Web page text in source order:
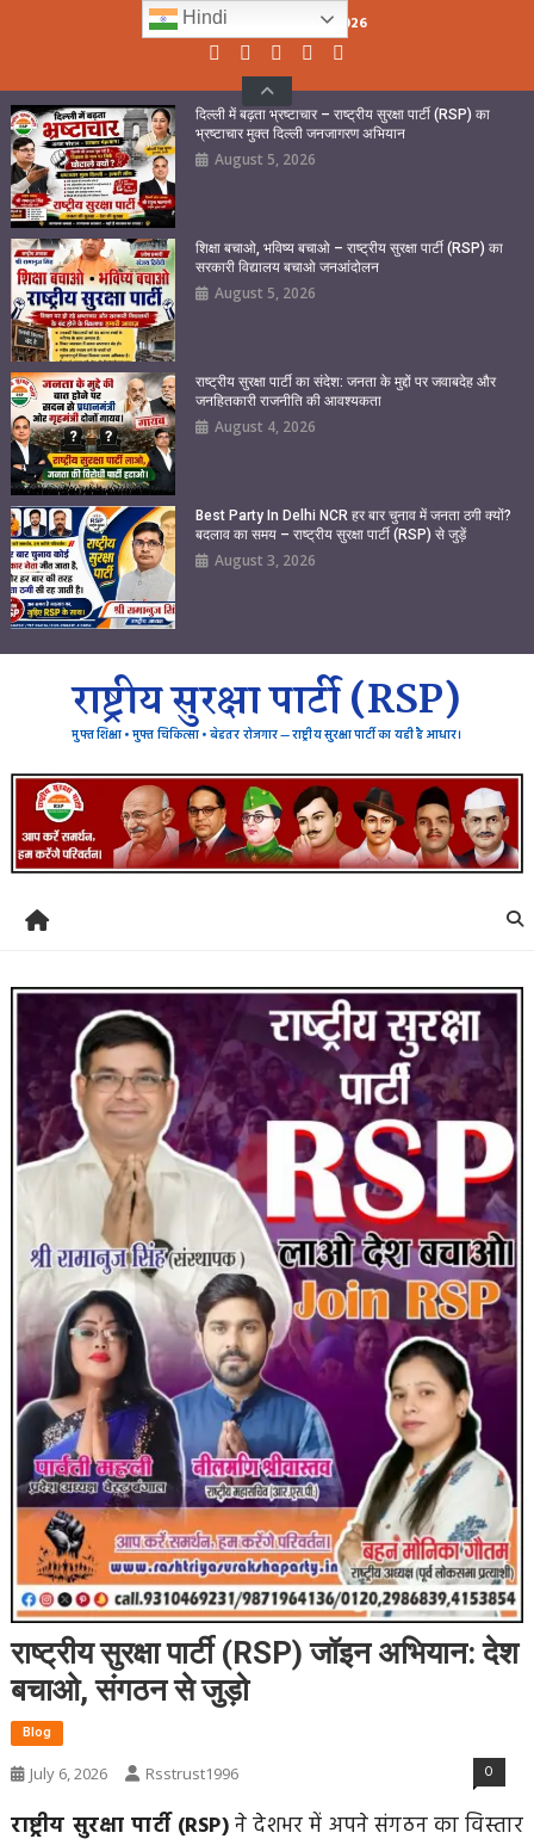
Thursday, August 06, 2026
दिल्ली में बढ़ता भ्रष्टाचार – राष्ट्रीय सुरक्षा पार्टी (RSP) का
भ्रष्टाचार मुक्त दिल्ली जनजागरण अभियान
August 5, 2026
शिक्षा बचाओ, भविष्य बचाओ – राष्ट्रीय सुरक्षा पार्टी (RSP) का
सरकारी विद्यालय बचाओ जनआंदोलन
August 5, 2026
राष्ट्रीय सुरक्षा पार्टी का संदेश: जनता के मुद्दों पर जवाबदेह और
जनहितकारी राजनीति की आवश्यकता
August 4, 2026
Best Party In Delhi NCR हर बार चुनाव में जनता ठगी क्यों?
बदलाव का समय – राष्ट्रीय सुरक्षा पार्टी (RSP) से जुड़ें
August 3, 2026
राष्ट्रीय सुरक्षा पार्टी (RSP)
मुफ्त शिक्षा • मुफ्त चिकित्सा • बेहतर रोजगार — राष्ट्रीय सुरक्षा पार्टी का यही है आधार।
राष्ट्रीय सुरक्षा पार्टी (RSP) जॉइन अभियान: देश
बचाओ, संगठन से जुड़ो
Blog
July 6, 2026
Rsstrust1996 0
राष्ट्रीय सुरक्षा पार्टी (RSP)ने देशभर में अपने संगठन का विस्तार
Hindi